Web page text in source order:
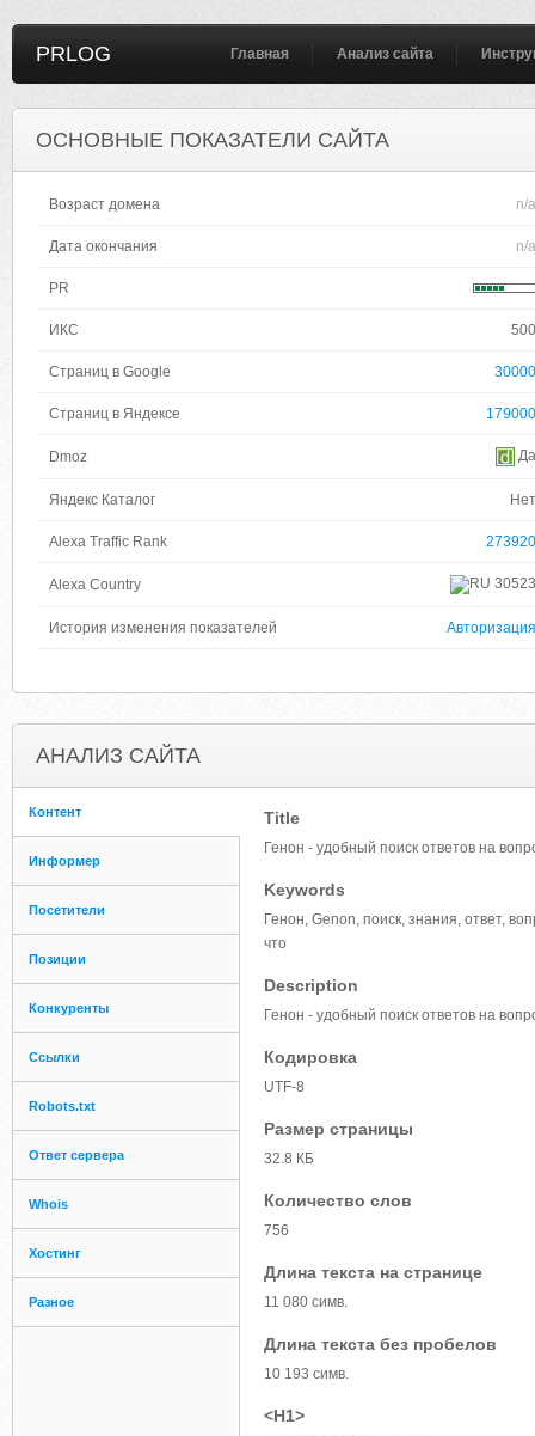
PRLOG Главная Анализ сайта
ОСНОВНЫЕ ПОКАЗАТЕЛИ САЙТА
Возраст домена n/a
Дата окончания n/a
PR
ИКС 500
Страниц в Google 30000
Страниц в Яндексе 179000
Dmoz Да
Яндекс Каталог Нет
Alexa Traffic Rank 273920
Alexa Country 30523
История изменения показателей Авторизация
АНАЛИЗ САЙТА
Контент
Информер
Посетители
Позиции
Конкуренты
Ссылки
Robots.txt
Ответ сервера
Whois
Хостинг
Разное
Title
Генон - удобный поиск ответов на
Keywords
Генон, Genon, поиск, знания, ответ,
что
Description
Генон - удобный поиск ответов на
Кодировка
UTF-8
Размер страницы
32.8 КБ
Количество слов
756
Длина текста на странице
11 080 симв.
Длина текста без пробелов
10 193 симв.
<H1>